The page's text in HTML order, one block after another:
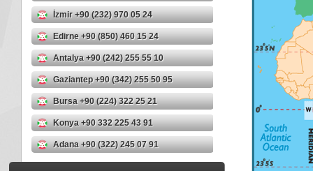
İzmir +90 (232) 970 05 24
Edirne +90 (850) 460 15 24
Antalya +90 (242) 255 55 10
Gaziantep +90 (342) 255 50 95
Bursa +90 (224) 322 25 21
Konya +90 332 225 43 91
Adana +90 (322) 245 07 91